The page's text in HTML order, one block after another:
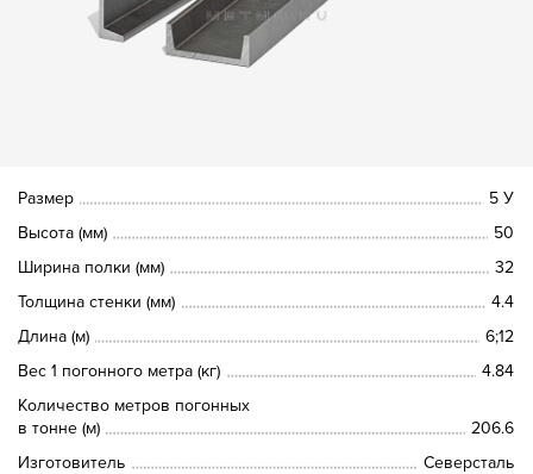
Размер
5 У
Высота (мм)
50
Ширина полки (мм)
32
Толщина стенки (мм)
4.4
Длина (м)
6;12
Вес 1 погонного метра (кг)
4.84
Количество метров погонных
в тонне (м)
206.6
Изготовитель
Северсталь